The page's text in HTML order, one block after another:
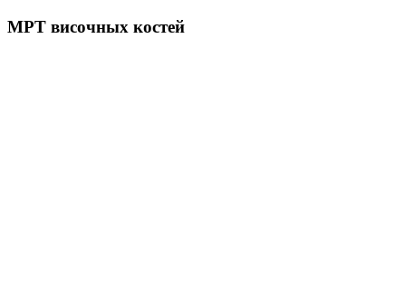
МРТ височных костей